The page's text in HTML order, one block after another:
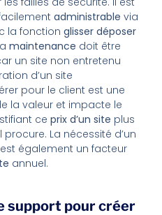
administrable via
la fonction glisser déposer
maintenance doit être
un site non entretenu
d’un site
pour le client est une
la valeur et impacte le
ce prix d’un site plus
procure. La nécessité d’un
également un facteur
annuel.
support pour créer